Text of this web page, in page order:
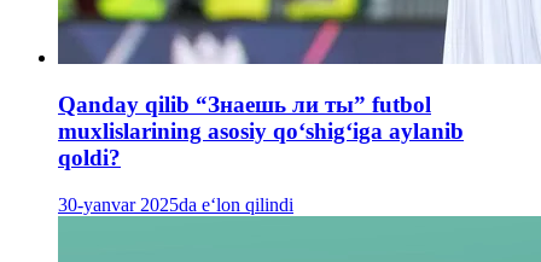
Qanday qilib “Знаешь ли ты” futbol
muxlislarining asosiy qoʻshigʻiga aylanib
qoldi?
30-yanvar 2025da e‘lon qilindi